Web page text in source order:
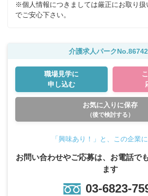
※個人情報につきましては厳正にお取り扱
でご安心下さい。
介護求人パーク
職場見学に
申し込む
お気に入りに保存
（後で検討する）
「興味あり！」と、この企業
お問い合わせやご応募は、お電話で
ます
03-6823-